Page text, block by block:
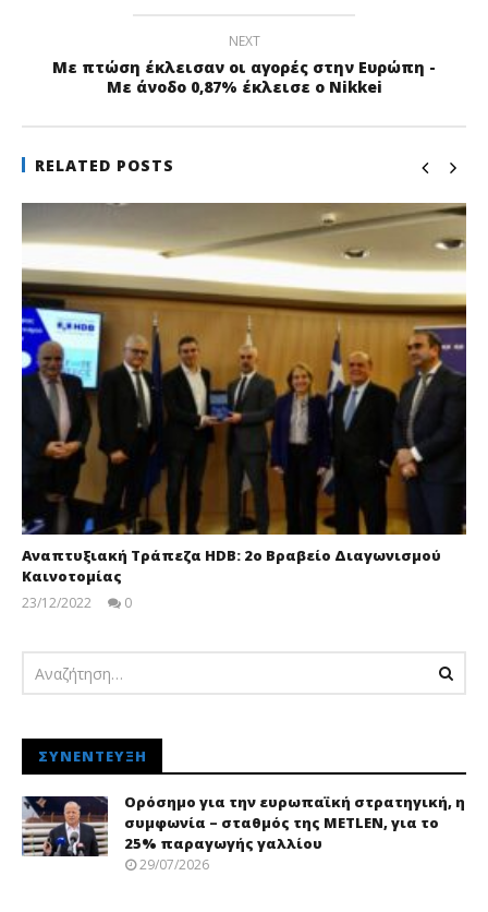
NEXT
Με πτώση έκλεισαν οι αγορές στην Ευρώπη -
Με άνοδο 0,87% έκλεισε ο Nikkei
RELATED POSTS
Αναπτυξιακή Τράπεζα HDB: 2ο Βραβείο Διαγωνισμού
Καινοτομίας
23/12/2022
0
ΣΥΝΈΝΤΕΥΞΗ
Ορόσημο για την ευρωπαϊκή στρατηγική, η
συμφωνία – σταθμός της METLEN, για το
25% παραγωγής γαλλίου
29/07/2026